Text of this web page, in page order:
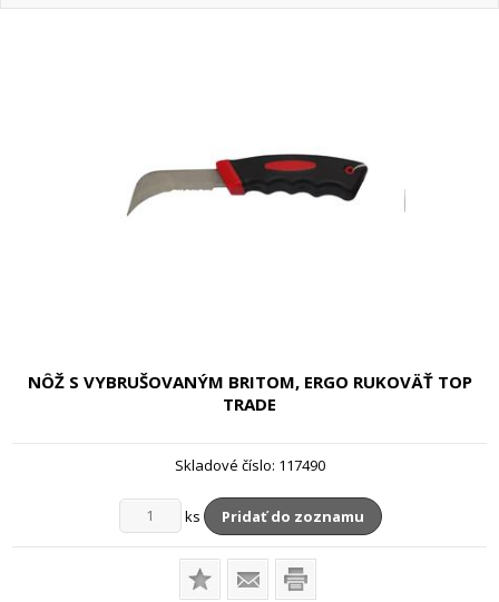
NÔŽ S VYBRUŠOVANÝM BRITOM, ERGO RUKOVÄŤ TOP
TRADE
Skladové číslo: 117490
ks Pridať do zoznamu